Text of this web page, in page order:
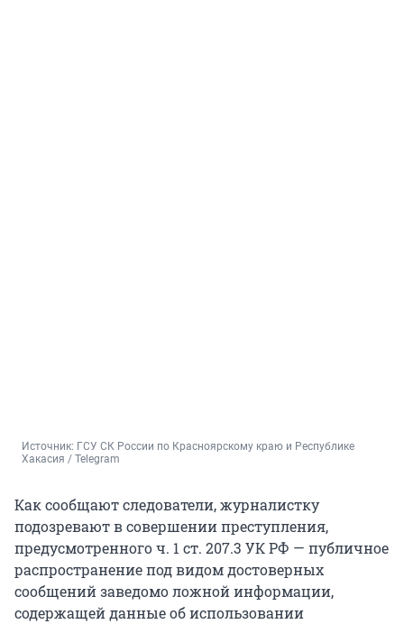
Источник: ГСУ СК России по Красноярскому краю и Республике
Хакасия / Telegram
Как сообщают следователи, журналистку
подозревают в совершении преступления,
предусмотренного ч. 1 ст. 207.3 УК РФ — публичное
распространение под видом достоверных
сообщений заведомо ложной информации,
содержащей данные об использовании